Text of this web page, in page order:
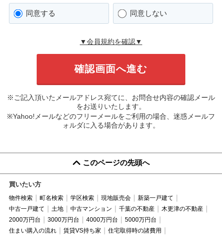
同意する 同意しない
▼会員規約を確認▼
※ご記入頂いたメールアドレス宛てに、お問合せ内容の確認メール
をお送りいたします。
※Yahoo!メールなどのフリーメールをご利用の場合、迷惑メールフ
ォルダに入る場合があります。
このページの先頭へ
買いたい方
物件検索 町名検索 学区検索 現地販売会
新築一戸建て
中古一戸建て
土地 中古マンション 千葉の不動産
木更津の不動産
2000万円台
3000万円台 4000万円台
5000万円台
住まい購入の流れ
賃貸VS持ち家
住宅取得時の諸費用